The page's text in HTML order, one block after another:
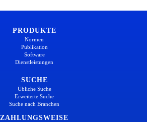
PRODUKTE
Normen
Publikation
Software
Dienstleistungen
SUCHE
Übliche Suche
Erweiterte Suche
Suche nach Branchen
ZAHLUNGSWEISE